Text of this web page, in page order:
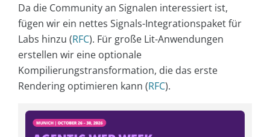
Da die Community an Signalen interessiert ist,
fügen wir ein nettes Signals-Integrationspaket für
Labs hinzu (RFC). Für große Lit-Anwendungen
erstellen wir eine optionale
Kompilierungstransformation, die das erste
Rendering optimieren kann (RFC).